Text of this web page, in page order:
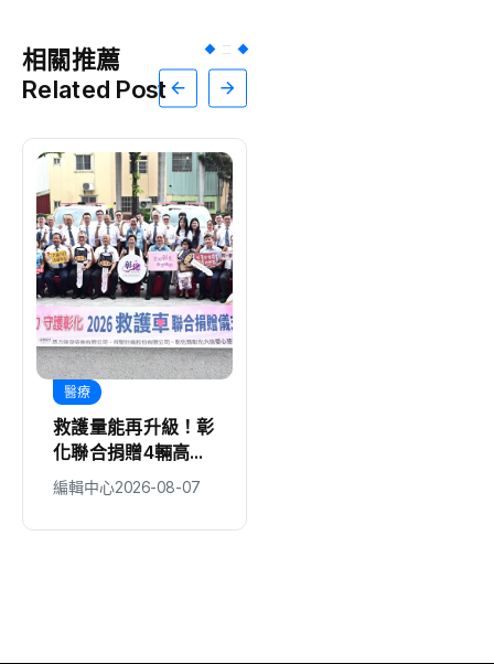
相關推薦
Related Post
醫療
救護量能再升級！彰
化聯合捐贈4輛高規
格救護車 首配全
自動電動擔架床
編輯中心2026-08-07